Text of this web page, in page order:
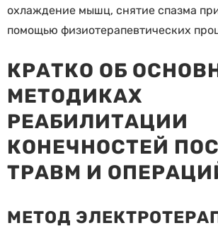
охлаждение мышц, снятие спазма
помощью физиотерапевтических
КРАТКО ОБ
МЕТОДИКАХ
РЕАБИЛИТАЦИИ
КОНЕЧНОСТЕЙ
ТРАВМ И
МЕТОД